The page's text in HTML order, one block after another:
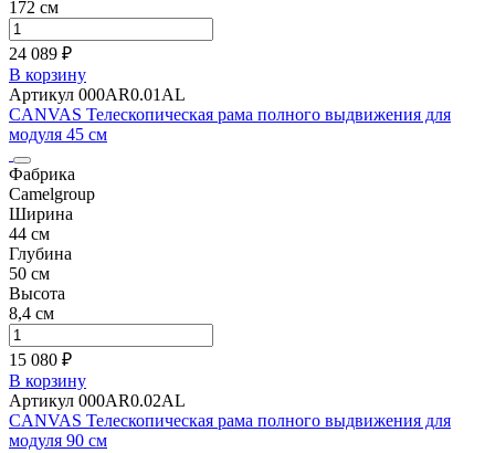
172 см
24 089 ₽
В корзину
Артикул 000AR0.01AL
CANVAS Телескопическая рама полного выдвижения для
модуля 45 см
Фабрика
Camelgroup
Ширина
44 см
Глубина
50 см
Высота
8,4 см
15 080 ₽
В корзину
Артикул 000AR0.02AL
CANVAS Телескопическая рама полного выдвижения для
модуля 90 см